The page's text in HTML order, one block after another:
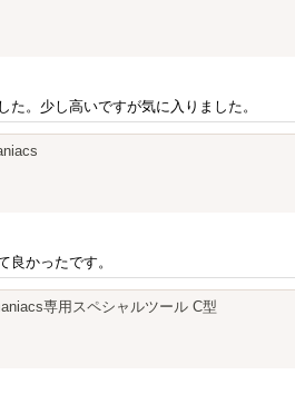
。少し高いですが気に入りました。
良かったです。
専用スペシャルツール C型